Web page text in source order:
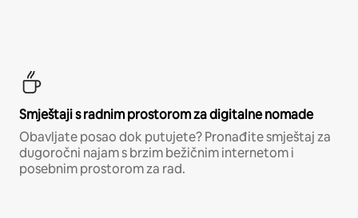
Smještaji s radnim prostorom za digitalne nomade
Obavljate posao dok putujete? Pronađite smještaj za
dugoročni najam s brzim bežičnim internetom i
posebnim prostorom za rad.